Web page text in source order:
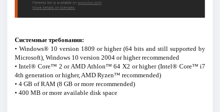
Системные требования:
• Windows® 10 version 1809 or higher (64 bits and still supported by
Microsoft), Windows 10 version 2004 or higher recommended
• Intel® Core™ 2 or AMD Athlon™ 64 X2 or higher (Intel® Core™ i7
4th generation or higher, AMD Ryzen™ recommended)
• 4 GB of RAM (8 GB or more recommended)
• 400 MB or more available disk space